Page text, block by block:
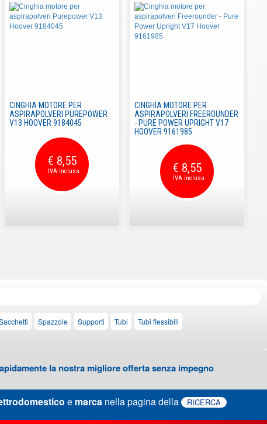
CINGHIA MOTORE PER
ASPIRAPOLVERI PUREPOWER
V13 HOOVER 9184045
€ 8,55
CINGHIA MOTORE PER
ASPIRAPOLVERI FREEROUNDER
- PURE POWER UPRIGHT V17
HOOVER 9161985
€ 8,55
Spazzole Supporti Tubi Tubi flessibili
la nostra migliore offerta senza impegno
e marcanella pagina della RICERCA